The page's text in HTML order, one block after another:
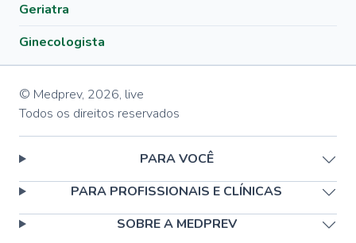
Geriatra
Ginecologista
© Medprev, 2026, live
Todos os direitos reservados
PARA VOCÊ
PARA PROFISSIONAIS E CLÍNICAS
SOBRE A MEDPREV